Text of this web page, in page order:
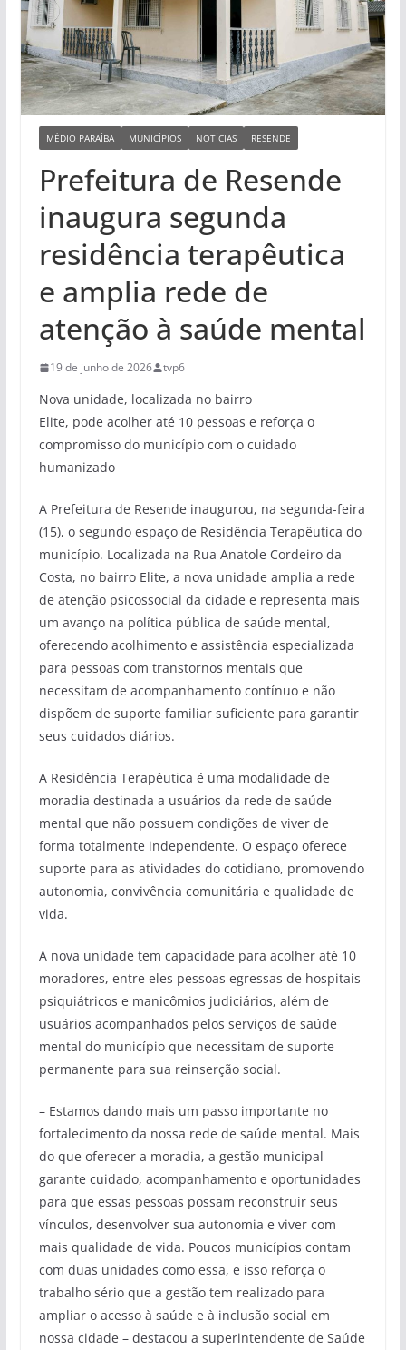
MÉDIO PARAÍBA MUNICÍPIOS NOTÍCIAS RESENDE
Prefeitura de Resende
inaugura segunda
residência terapêutica
e amplia rede de
atenção à saúde mental
19 de junho de 2026 tvp6
Nova unidade, localizada no bairro
Elite, pode acolher até 10 pessoas e reforça o
compromisso do município com o cuidado
humanizado
A Prefeitura de Resende inaugurou, na segunda-feira
(15), o segundo espaço de Residência Terapêutica do
município. Localizada na Rua Anatole Cordeiro da
Costa, no bairro Elite, a nova unidade amplia a rede
de atenção psicossocial da cidade e representa mais
um avanço na política pública de saúde mental,
oferecendo acolhimento e assistência especializada
para pessoas com transtornos mentais que
necessitam de acompanhamento contínuo e não
dispõem de suporte familiar suficiente para garantir
seus cuidados diários.
A Residência Terapêutica é uma modalidade de
moradia destinada a usuários da rede de saúde
mental que não possuem condições de viver de
forma totalmente independente. O espaço oferece
suporte para as atividades do cotidiano, promovendo
autonomia, convivência comunitária e qualidade de
vida.
A nova unidade tem capacidade para acolher até 10
moradores, entre eles pessoas egressas de hospitais
psiquiátricos e manicômios judiciários, além de
usuários acompanhados pelos serviços de saúde
mental do município que necessitam de suporte
permanente para sua reinserção social.
– Estamos dando mais um passo importante no
fortalecimento da nossa rede de saúde mental. Mais
do que oferecer a moradia, a gestão municipal
garante cuidado, acompanhamento e oportunidades
para que essas pessoas possam reconstruir seus
vínculos, desenvolver sua autonomia e viver com
mais qualidade de vida. Poucos municípios contam
com duas unidades como essa, e isso reforça o
trabalho sério que a gestão tem realizado para
ampliar o acesso à saúde e à inclusão social em
nossa cidade – destacou a superintendente de Saúde